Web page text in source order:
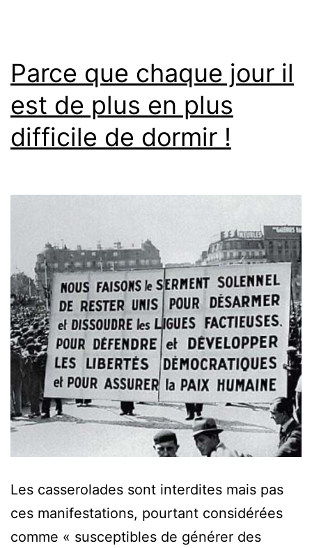
Parce que chaque jour il
est de plus en plus
difficile de dormir !
Les casserolades sont interdites mais pas
ces manifestations, pourtant considérées
comme « susceptibles de générer des